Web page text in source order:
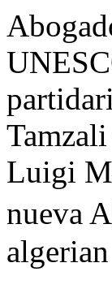
Luigi
nueva